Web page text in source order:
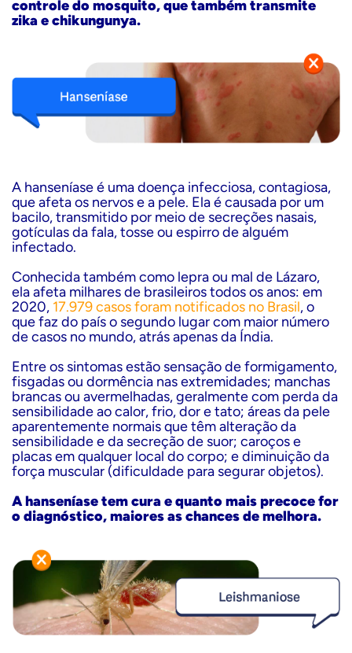
controle do mosquito, que também transmite
zika e chikungunya.
A hanseníase é uma doença infecciosa, contagiosa,
que afeta os nervos e a pele. Ela é causada por um
bacilo, transmitido por meio de secreções nasais,
gotículas da fala, tosse ou espirro de alguém
infectado.
Conhecida também como lepra ou mal de Lázaro,
ela afeta milhares de brasileiros todos os anos: em
2020, 17.979 casos foram notificados no Brasil, o
que faz do país o segundo lugar com maior número
de casos no mundo, atrás apenas da Índia.
Entre os sintomas estão sensação de formigamento,
fisgadas ou dormência nas extremidades; manchas
brancas ou avermelhadas, geralmente com perda da
sensibilidade ao calor, frio, dor e tato; áreas da pele
aparentemente normais que têm alteração da
sensibilidade e da secreção de suor; caroços e
placas em qualquer local do corpo; e diminuição da
força muscular (dificuldade para segurar objetos).
A hanseníase tem cura e quanto mais precoce for
o diagnóstico, maiores as chances de melhora.